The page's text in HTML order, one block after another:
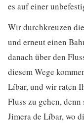
es auf einer
Wir durchkreuzen
und erneut einen
danach über den
diesem Wege
Líbar, und wir raten
Fluss zu gehen,
Jimera de Líbar, wo